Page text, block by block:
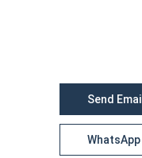
Send Email
WhatsApp